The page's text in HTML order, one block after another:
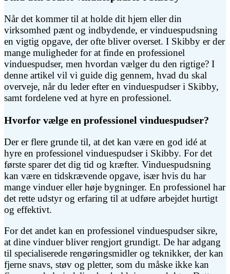
Når det kommer til at holde dit hjem eller din
virksomhed pænt og indbydende, er vinduespudsning
en vigtig opgave, der ofte bliver overset. I Skibby er der
mange muligheder for at finde en professionel
vinduespudser, men hvordan vælger du den rigtige? I
denne artikel vil vi guide dig gennem, hvad du skal
overveje, når du leder efter en vinduespudser i Skibby,
samt fordelene ved at hyre en professionel.
Hvorfor vælge en professionel vinduespudser?
Der er flere grunde til, at det kan være en god idé at
hyre en professionel vinduespudser i Skibby. For det
første sparer det dig tid og kræfter. Vinduespudsning
kan være en tidskrævende opgave, især hvis du har
mange vinduer eller høje bygninger. En professionel har
det rette udstyr og erfaring til at udføre arbejdet hurtigt
og effektivt.
For det andet kan en professionel vinduespudser sikre,
at dine vinduer bliver rengjort grundigt. De har adgang
til specialiserede rengøringsmidler og teknikker, der kan
fjerne snavs, støv og pletter, som du måske ikke kan